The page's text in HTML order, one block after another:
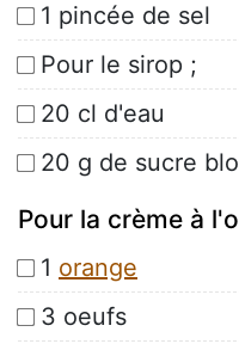
1 pincée de sel
Pour le sirop ;
20 cl d'eau
20 g de sucre
Pour la crème à
1 orange
3 oeufs